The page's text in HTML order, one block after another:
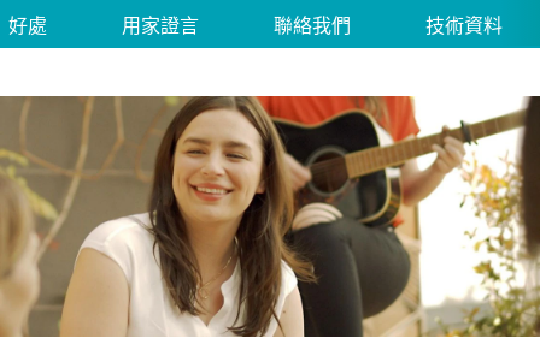
好處 用家證言 聯絡我們 技術資料